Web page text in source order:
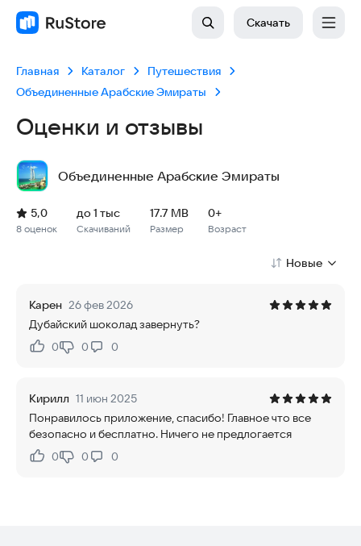
Скачать
Главная Каталог
Путешествия
Объединенные Арабские Эмираты
Оценки и отзывы
Объединенные Арабские Эмираты
Рейтинг: 5,0, 8 оценок
Скачиваний: до 1 тыс
Размер файла: 17.7 MB
Возрастное ограничение: 17.7 MB
8 оценок
5,0
Скачиваний
до 1 тыс
Размер
17.7 MB
Возраст
0+
Новые
Карен 26 фев 2026
Дубайский шоколад завернуть?
Нравится:
0Не нравится:
0 0
Кирилл 11 июн 2025
Понравилось приложение, спасибо! Главное что все
безопасно и бесплатно. Ничего не предлогается
Нравится:
0Не нравится:
0 0